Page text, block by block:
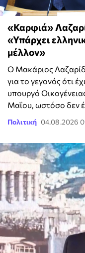
«Καρφιά»
«Υπάρχει
μέλλον»
Ο Μακάριος
για το γεγονός ότι
υπουργό
Μαΐου, ωστόσο δεν
Πολιτική 04.08.2026